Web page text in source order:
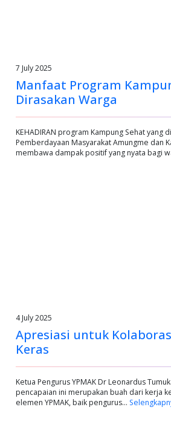
7 July 2025
Manfaat Program
Dirasakan Warga
KEHADIRAN program Kampung Sehat yang
Pemberdayaan Masyarakat Amungme dan
membawa dampak positif yang nyata bagi
4 July 2025
Apresiasi untuk
Keras
Ketua Pengurus YPMAK Dr Leonardus
pencapaian ini merupakan buah dari kerja
elemen YPMAK, baik pengurus…